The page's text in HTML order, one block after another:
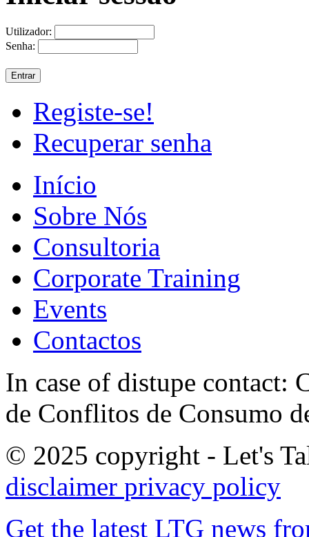
Utilizador:
Senha:
Registe-se!
Recuperar senha
Início
Sobre Nós
Consultoria
Corporate Training
Events
Contactos
In case of distupe contact:
de Conflitos de Consumo
© 2025 copyright - Let's
disclaimer privacy policy
Get the latest LTG news